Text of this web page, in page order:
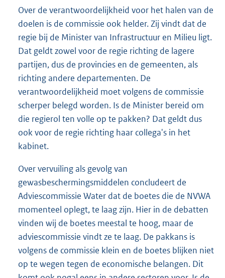
Over de verantwoordelijkheid voor het halen van de
doelen is de commissie ook helder. Zij vindt dat de
regie bij de Minister van Infrastructuur en Milieu ligt.
Dat geldt zowel voor de regie richting de lagere
partijen, dus de provincies en de gemeenten, als
richting andere departementen. De
verantwoordelijkheid moet volgens de commissie
scherper belegd worden. Is de Minister bereid om
die regierol ten volle op te pakken? Dat geldt dus
ook voor de regie richting haar collega's in het
kabinet.
Over vervuiling als gevolg van
gewasbeschermingsmiddelen concludeert de
Adviescommissie Water dat de boetes die de NVWA
momenteel oplegt, te laag zijn. Hier in de debatten
vinden wij de boetes meestal te hoog, maar de
adviescommissie vindt ze te laag. De pakkans is
volgens de commissie klein en de boetes blijken niet
op te wegen tegen de economische belangen. Dit